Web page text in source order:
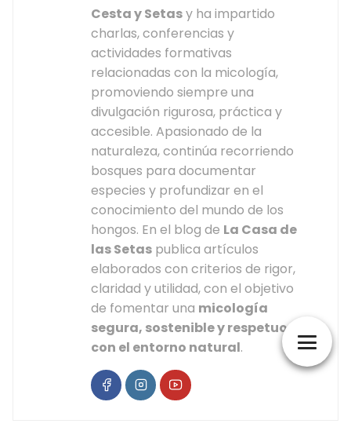
Cesta y Setasy ha impartido
charlas, conferencias y
actividades formativas
relacionadas con la micología,
promoviendo siempre una
divulgación rigurosa, práctica y
accesible. Apasionado de la
naturaleza, continúa recorriendo
bosques para documentar
especies y profundizar en el
conocimiento del mundo de los
hongos. En el blog de La Casa de
las Setas publica artículos
elaborados con criterios de rigor,
claridad y utilidad, con el objetivo
de fomentar una micología
segura, sostenible y respetuosa
con el entorno natural.